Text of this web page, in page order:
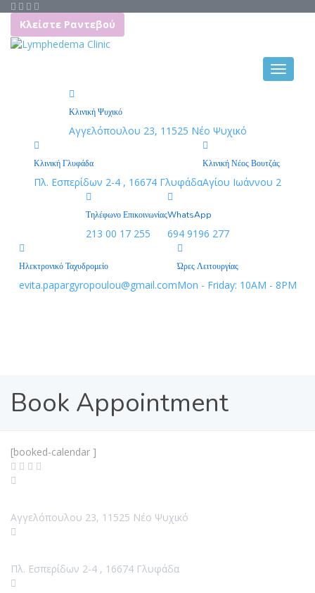
Κλείστε Ραντεβού
Κλινική Ψυχικό
Αγγελόπουλου 23, 11525 Νέο Ψυχικό
Κλινική Γλυφάδα
Πλ. Εσπερίδων 2-4 , 16674 Γλυφάδα
Κλινική Νέος Βουτζάς
Αγίου Ιωάννου 2
Τηλέφωνο Επικοινωνίας
213 00 17 255
WhatsApp
694 9196 277
Ηλεκτρονικό Ταχυδρομείο
evita.papargyropoulou@gmail.com
Ώρες Λειτουργίας
Mon - Friday: 10AM - 8PM
Book Appointment
[booked-calendar ]
Αγγελόπουλου 23, 11525 Νέο Ψυχικό
Πλ. Εσπερίδων 2-4 , 16674 Γλυφάδα